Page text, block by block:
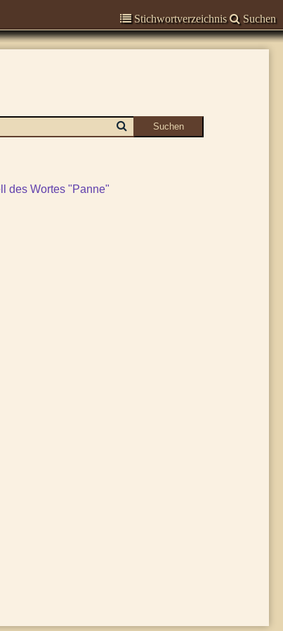
Stichwortverzeichnis Suchen
des Wortes "Panne"